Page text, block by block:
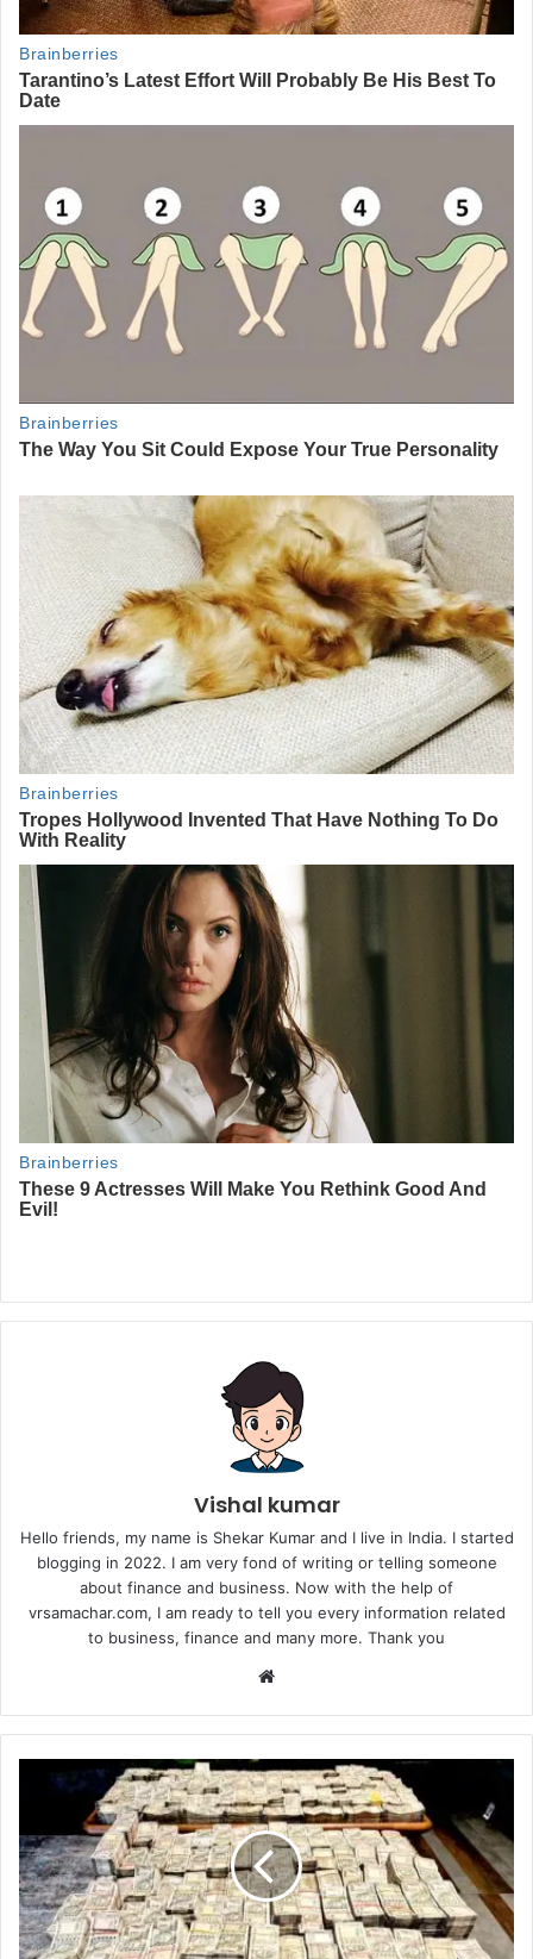
Vishal kumar
Hello friends, my name is Shekar Kumar and I live in India. I started
blogging in 2022. I am very fond of writing or telling someone
about finance and business. Now with the help of
vrsamachar.com, I am ready to tell you every information related
to business, finance and many more. Thank you
Website